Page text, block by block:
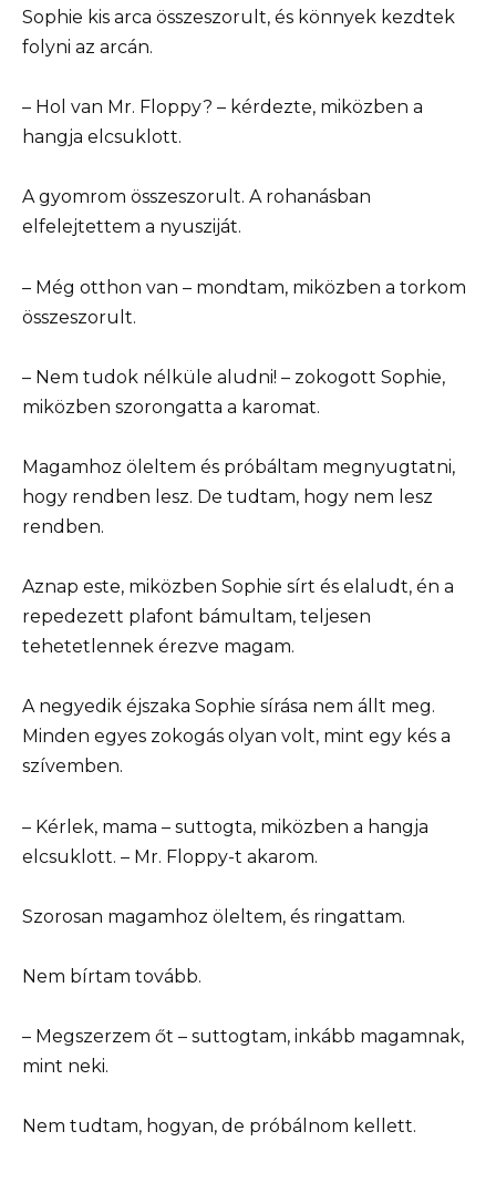
Sophie kis arca összeszorult, és könnyek kezdtek
folyni az arcán.
– Hol van Mr. Floppy? – kérdezte, miközben a
hangja elcsuklott.
A gyomrom összeszorult. A rohanásban
elfelejtettem a nyusziját.
– Még otthon van – mondtam, miközben a torkom
összeszorult.
– Nem tudok nélküle aludni! – zokogott Sophie,
miközben szorongatta a karomat.
Magamhoz öleltem és próbáltam megnyugtatni,
hogy rendben lesz. De tudtam, hogy nem lesz
rendben.
Aznap este, miközben Sophie sírt és elaludt, én a
repedezett plafont bámultam, teljesen
tehetetlennek érezve magam.
A negyedik éjszaka Sophie sírása nem állt meg.
Minden egyes zokogás olyan volt, mint egy kés a
szívemben.
– Kérlek, mama – suttogta, miközben a hangja
elcsuklott. – Mr. Floppy-t akarom.
Szorosan magamhoz öleltem, és ringattam.
Nem bírtam tovább.
– Megszerzem őt – suttogtam, inkább magamnak,
mint neki.
Nem tudtam, hogyan, de próbálnom kellett.